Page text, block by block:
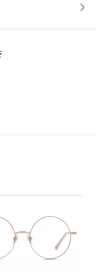
からお問い合わせく